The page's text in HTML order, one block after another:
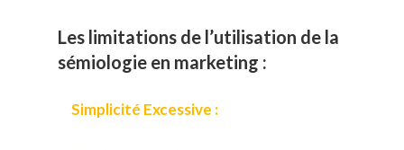
Les limitations de l’utilisation de la
sémiologie en marketing :
Simplicité Excessive :